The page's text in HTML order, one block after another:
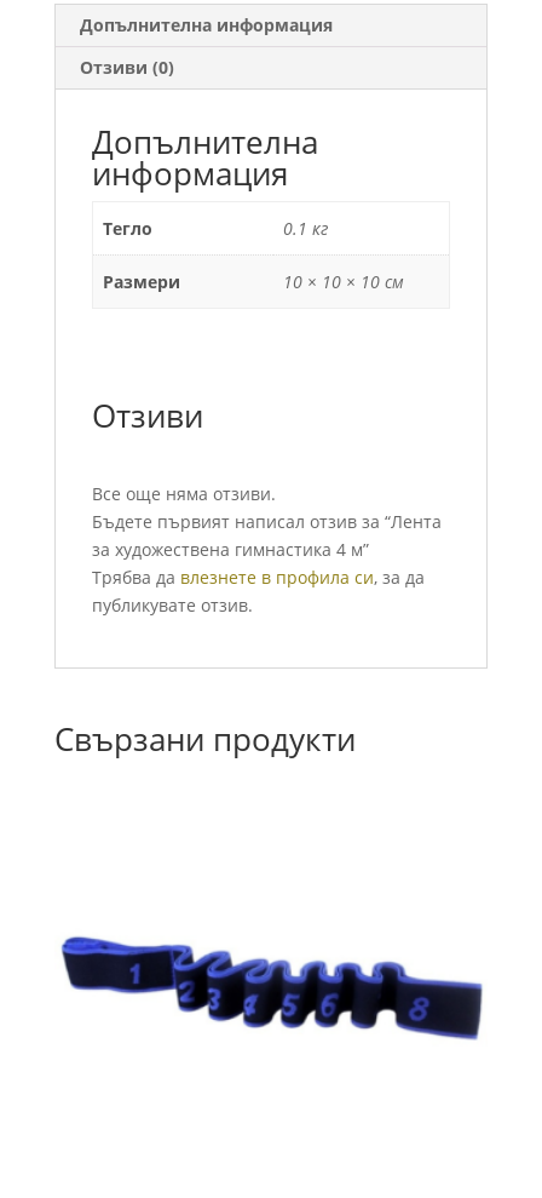
Допълнителна информация
Отзиви (0)
Допълнителна
информация
Тегло 0.1 кг
Размери 10 × 10 × 10 см
Отзиви
Все още няма отзиви.
Бъдете първият написал отзив за “Лента
за художествена гимнастика 4 м”
Трябва да влезнете в профила си, за да
публикувате отзив.
Свързани продукти